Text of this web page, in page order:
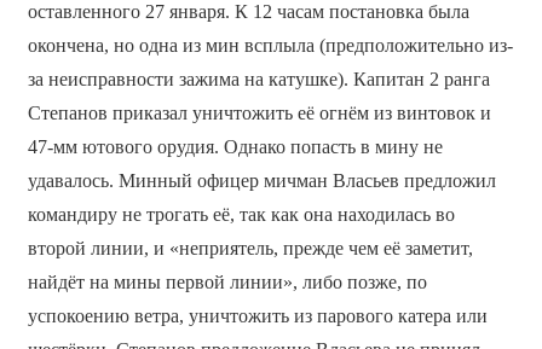
оставленного 27 января. К 12 часам постановка была
окончена, но одна из мин всплыла (предположительно из-
за неисправности зажима на катушке). Капитан 2 ранга
Степанов приказал уничтожить её огнём из винтовок и
47-мм ютового орудия. Однако попасть в мину не
удавалось. Минный офицер мичман Власьев предложил
командиру не трогать её, так как она находилась во
второй линии, и «неприятель, прежде чем её заметит,
найдёт на мины первой линии», либо позже, по
успокоению ветра, уничтожить из парового катера или